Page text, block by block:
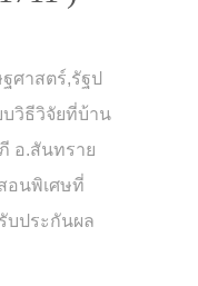
ศาสตร์,รัฐป
บวิธีวิจัยที่บ้าน
อ.สันทราย
อนพิเศษที่
บประกันผล